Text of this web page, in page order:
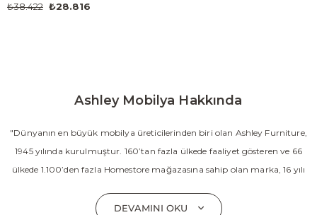
₺28.816
₺38.422
Ashley Mobilya Hakkında
"Dünyanın en büyük mobilya üreticilerinden biri olan Ashley Furniture,
1945 yılında kurulmuştur. 160’tan fazla ülkede faaliyet gösteren ve 66
ülkede 1.100’den fazla Homestore mağazasına sahip olan marka, 16 yılı
yatak odası, oturma odası, yemek odası, home ofis ve ev dekorasyon
DEVAMINI OKU